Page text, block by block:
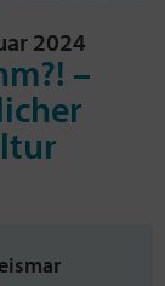
2024
–